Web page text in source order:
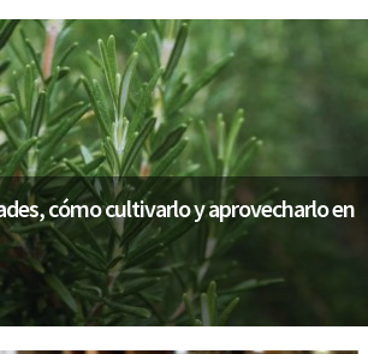
cómo cultivarlo y aprovecharlo en